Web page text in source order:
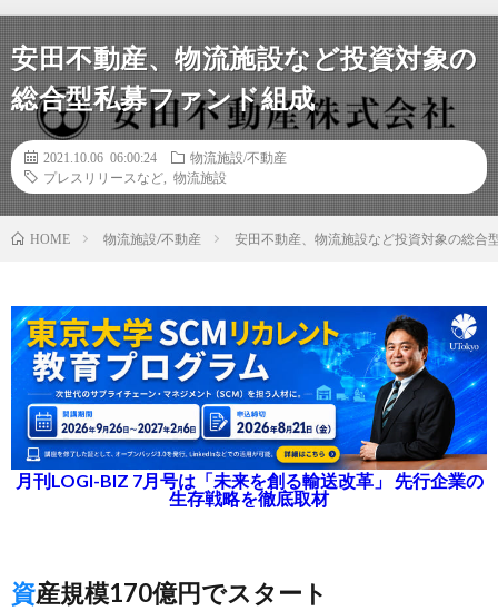
安田不動産、物流施設など投資対象の
総合型私募ファンド組成
2021.10.06 06:00:24
物流施設/不動産
プレスリリースなど
物流施設
HOME 物流施設/不動産 安田不動産、物流施設など投資対象の総合
月刊LOGI-BIZ 7月号は「未来を創る輸送改革」 先行企業の
生存戦略を徹底取材
資産規模170億円でスタート